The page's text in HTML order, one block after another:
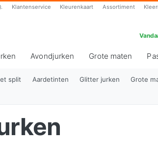
Klantenservice Kleurenkaart Assortiment
Avondjurken Grote maten
split Aardetinten Glitter jurken Grote